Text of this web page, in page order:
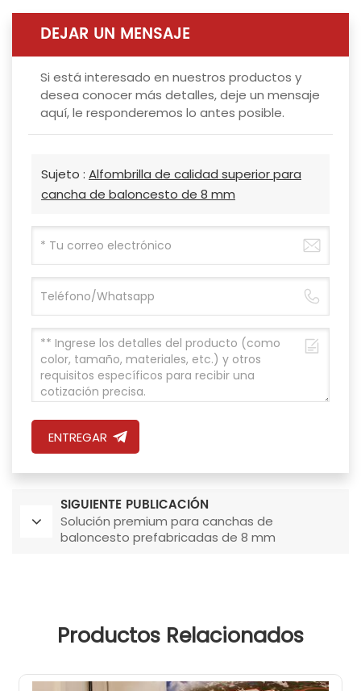
DEJAR UN MENSAJE
Si está interesado en nuestros productos y
desea conocer más detalles, deje un mensaje
aquí, le responderemos lo antes posible.
Sujeto : Alfombrilla de calidad superior para
cancha de baloncesto de 8 mm
ENTREGAR
SIGUIENTE PUBLICACIÓN
Solución premium para canchas de
baloncesto prefabricadas de 8 mm
Productos Relacionados